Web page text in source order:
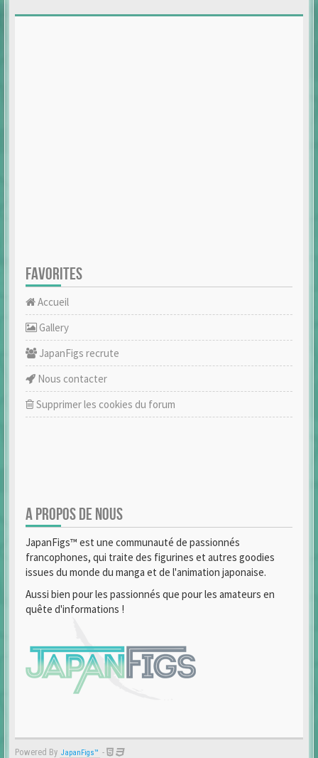
FAVORITES
Accueil
Gallery
JapanFigs recrute
Nous contacter
Supprimer les cookies du forum
A PROPOS DE NOUS
JapanFigs™ est une communauté de passionnés
francophones, qui traite des figurines et autres goodies
issues du monde du manga et de l'animation japonaise.
Aussi bien pour les passionnés que pour les amateurs en
quête d'informations !
Powered By JapanFigs™ -